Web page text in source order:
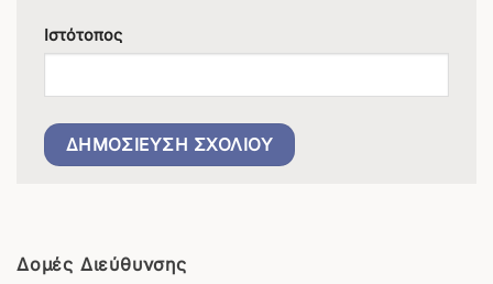
Δομές Διεύθυνσης
Ιστότοπος